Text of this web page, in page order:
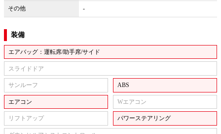
その他 -
装備
エアバッグ：運転席/助手席/サイド
スライドドア
サンルーフ ABS
エアコン Wエアコン
リフトアップ パワーステアリング